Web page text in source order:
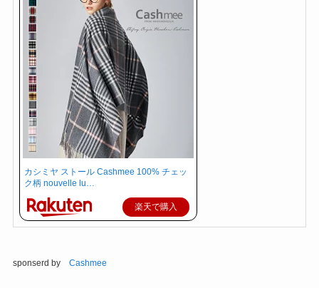
カシミヤ ストール Cashmee 100% チェッ
ク柄 nouvelle lu…
楽天で購入
sponserd by Cashmee